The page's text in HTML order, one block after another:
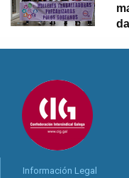
Información Legal